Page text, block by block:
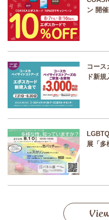
ン 開催
コース
ド新
展「多